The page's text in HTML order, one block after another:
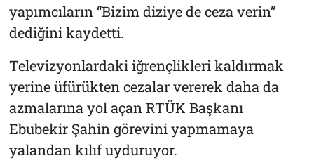
yapımcıların “Bizim diziye de ceza verin”
dediğini kaydetti.
Televizyonlardaki iğrençlikleri kaldırmak
yerine üfürükten cezalar vererek daha da
azmalarına yol açan RTÜK Başkanı
Ebubekir Şahin görevini yapmamaya
yalandan kılıf uyduruyor.